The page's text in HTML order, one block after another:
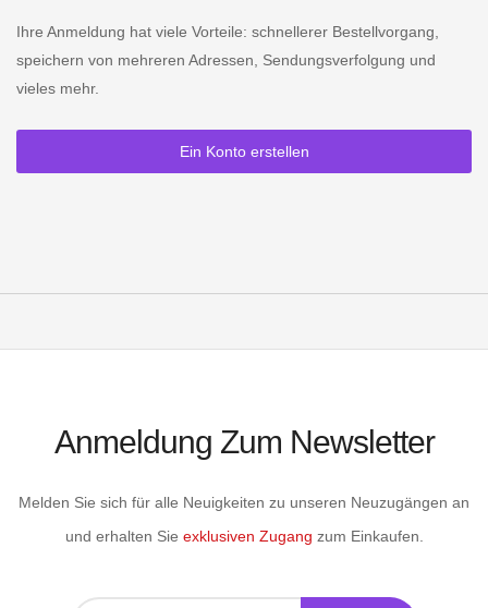
Ihre Anmeldung hat viele Vorteile: schnellerer Bestellvorgang,
speichern von mehreren Adressen, Sendungsverfolgung und
vieles mehr.
Ein Konto erstellen
Anmeldung Zum Newsletter
Melden Sie sich für alle Neuigkeiten zu unseren Neuzugängen an
und erhalten Sie exklusiven Zugang zum Einkaufen.